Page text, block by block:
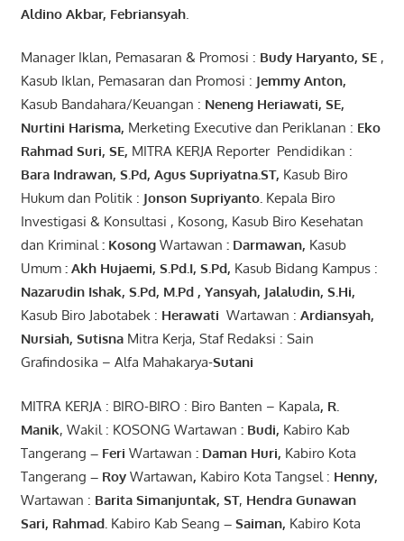
Aldino Akbar, Febriansyah.
Manager Iklan, Pemasaran & Promosi : Budy Haryanto, SE,
Kasub Iklan, Pemasaran dan Promosi : Jemmy Anton,
Kasub Bandahara/Keuangan : Neneng Heriawati, SE,
Nurtini Harisma, Merketing Executive dan Periklanan : Eko
Rahmad Suri, SE, MITRA KERJA Reporter Pendidikan :
Bara Indrawan, S.Pd, Agus Supriyatna.ST, Kasub Biro
Hukum dan Politik : Jonson Supriyanto. Kepala Biro
Investigasi & Konsultasi , Kosong, Kasub Biro Kesehatan
dan Kriminal: KosongWartawan : Darmawan, Kasub
Umum : Akh Hujaemi, S.Pd.I, S.Pd, Kasub Bidang Kampus :
Nazarudin Ishak, S.Pd, M.Pd, Yansyah, Jalaludin, S.Hi,
Kasub Biro Jabotabek : Herawati Wartawan : Ardiansyah,
Nursiah, SutisnaMitra Kerja, Staf Redaksi : Sain
Grafindosika – Alfa Mahakarya-Sutani
MITRA KERJA : BIRO-BIRO : Biro Banten – Kapala, R.
Manik, Wakil : KOSONG Wartawan : Budi, Kabiro Kab
Tangerang – Feri Wartawan : Daman Huri, Kabiro Kota
Tangerang – RoyWartawan, Kabiro Kota Tangsel : Henny,
Wartawan : Barita Simanjuntak, ST, Hendra Gunawan
Sari, Rahmad. Kabiro Kab Seang – Saiman, Kabiro Kota